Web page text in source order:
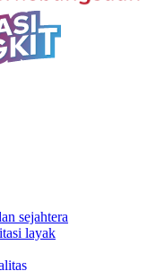
sejahtera
layak